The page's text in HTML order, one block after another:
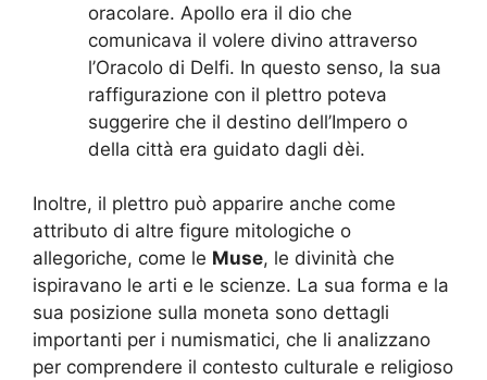
oracolare. Apollo era il dio che
comunicava il volere divino attraverso
l’Oracolo di Delfi. In questo senso, la sua
raffigurazione con il plettro poteva
suggerire che il destino dell’Impero o
della città era guidato dagli dèi.
Inoltre, il plettro può apparire anche come
attributo di altre figure mitologiche o
allegoriche, come le Muse, le divinità che
ispiravano le arti e le scienze. La sua forma e la
sua posizione sulla moneta sono dettagli
importanti per i numismatici, che li analizzano
per comprendere il contesto culturale e religioso